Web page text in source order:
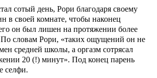
сотый день, Рори благодаря своему
в своей комнате, чтобы наконец
он был лишен на протяжении более
По словам Рори, «таких ощущений он не
средней школы, а оргазм сотрясал
20 (!) минут». Под конец парень
селфи.